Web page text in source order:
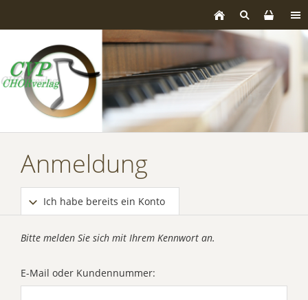
Anmeldung
Ich habe bereits ein Konto
Bitte melden Sie sich mit Ihrem Kennwort an.
E-Mail oder Kundennummer: